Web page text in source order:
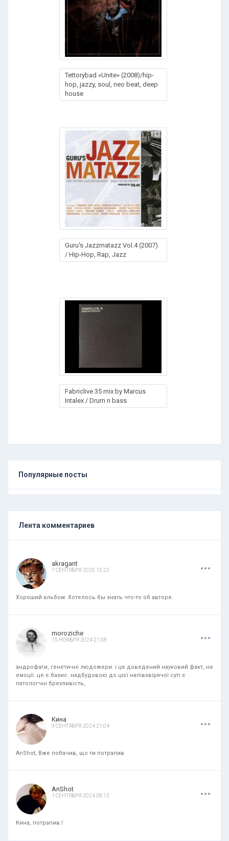
Tettorybad «Unite» (2008)/hip-
hop, jazzy, soul, neo beat, deep
house
Guru's Jazzmatazz Vol.4 (2007)
/ Hip-Hop, Rap, Jazz
Fabriclive 35 mix by Marcus
Intalex / Drum n bass
Популярные посты
Лента комментариев
akragant
7 СЕНТЯБРЯ 2025 15:22 ...
Хороший альбом. Хотелось бы знать что-то об авторе.
moroziche
15 НОЯБРЯ 2024 21:08 ...
андрофаги, генетичні людожери. і це доведений науковий факт, не
емоції. це є базис. надбудовою до цієї напівзвірячої суті є
патологчні брехливість,
Кина
9 СЕНТЯБРЯ 2024 21:04 ...
AnShot, Вже побачив, що ти потрапив
AnShot
1 СЕНТЯБРЯ 2024 08:13 ...
Кина, потрапив.!